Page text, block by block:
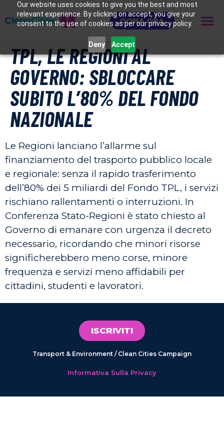
Our website uses cookies to give you the best and most
relevant experience. By clicking on accept, you give your
consent to the use of cookies as per our privacy policy.
Deny Accept
DONA ORA
TPL, LE REGIONI AL
GOVERNO: SBLOCCARE
SUBITO L’80% DEL FONDO
NAZIONALE
Le Regioni lanciano l’allarme sul
finanziamento del trasporto pubblico locale
e regionale: senza il rapido trasferimento
dell’80% dei 5 miliardi del Fondo TPL, i servizi
rischiano rallentamenti o interruzioni. In
Conferenza Stato-Regioni è stato chiesto al
Governo di emanare con urgenza il decreto
necessario, ricordando che minori risorse
significherebbero meno corse, minore
frequenza e servizi meno affidabili per
cittadini, studenti e lavoratori.
ISCRIVITI
Transport & Environment / Clean Cities Campaign
Informativa Sulla Privacy